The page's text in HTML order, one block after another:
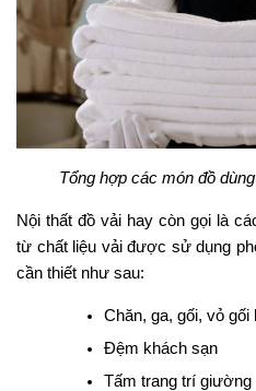
Tổng hợp các món đồ
Nội thất đồ vải hay còn gọi là
từ chất liệu vải được sử dụng
cần thiết như sau:
Chăn, ga, gối, vỏ gối
Đệm khách sạn
Tấm trang trí giường